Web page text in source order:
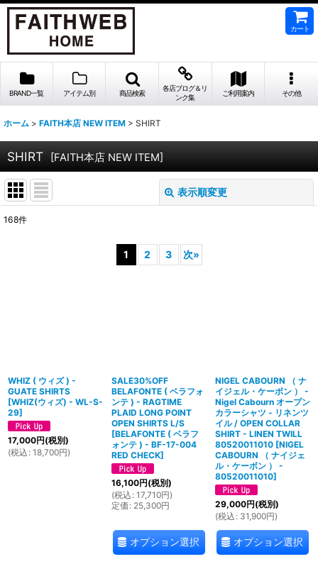
カート
BRAND一覧 アイテム別 商品検索
各店ブログ＆リ
ンク集
ご利用案内 その他
ホーム > FAITH本店 NEW ITEM > SHIRT
SHIRT [FAITH本店 NEW ITEM]
表示順変更
168件
1 2 3 次»
WHIZ ( ウィズ ) -
GUATE SHIRTS
[WHIZ(ウィズ) - WL-S-
29]
17,000円(税別)
(税込 : 18,700円)
SALE30%OFF
BELAFONTE ( ベラフォ
ンテ ) - RAGTIME
PLAID LONG POINT
OPEN SHIRTS L/S
[BELAFONTE ( ベラフ
ォンテ ) - BF-17-004
RED CHECK]
16,100円(税別)
(税込 : 17,710円)
定価 : 25,300円
オプション選択
NIGEL CABOURN （ ナ
イジェル・ケーボン ） -
Nigel Cabourn オープン
カラーシャツ - リネンツ
イル / OPEN COLLAR
SHIRT - LINEN TWILL
80520011010 [NIGEL
CABOURN （ ナイジェ
ル・ケーボン ） -
80520011010]
29,000円(税別)
(税込 : 31,900円)
オプション選択